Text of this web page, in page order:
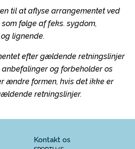
til at aflyse arrangementet ved
følge af f.eks. sygdom,
lignende.
efter gældende retningslinjer
og forbeholder os
ændre formen, hvis det ikke er
retningslinjer.
Kontakt os